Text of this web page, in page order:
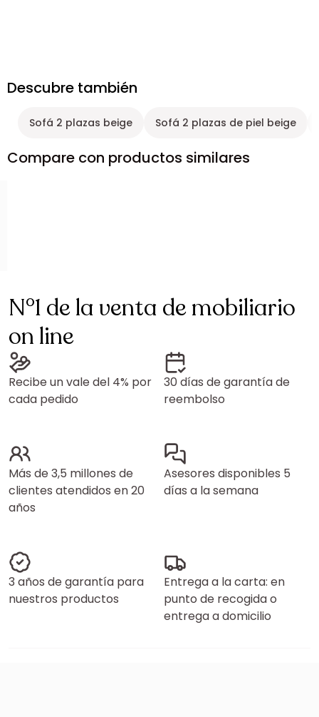
Descubre también
Sofá 2 plazas beige Sofá 2 plazas de piel beige
Compare con productos similares
N°1 de la venta de mobiliario
on line
Recibe un vale del 4% por
cada pedido
30 días de garantía de
reembolso
Más de 3,5 millones de
clientes atendidos en 20
años
Asesores disponibles 5
días a la semana
3 años de garantía para
nuestros productos
Entrega a la carta: en
punto de recogida o
entrega a domicilio